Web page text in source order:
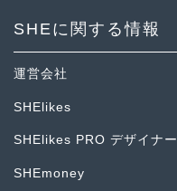
SHEに関する情報
運営会社
SHElikes
SHElikes PRO デザイナー
SHEmoney